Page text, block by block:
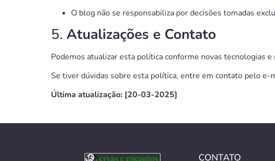
O blog não se responsabiliza por decisões tomadas
5. Atualizações e Contato
Podemos atualizar esta política conforme novas tecnologias
Se tiver dúvidas sobre esta política, entre em contato pelo e-
Última atualização: [20-03-2025]
CONTATO